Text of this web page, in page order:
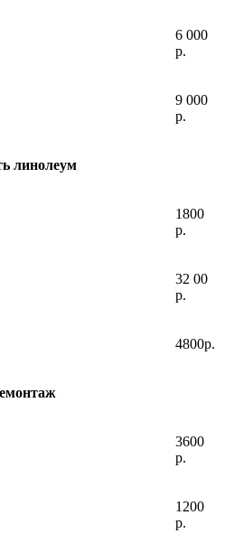
6 000
р.
9 000
р.
линолеум
1800
р.
32 00
р.
4800р.
3600
р.
1200
р.